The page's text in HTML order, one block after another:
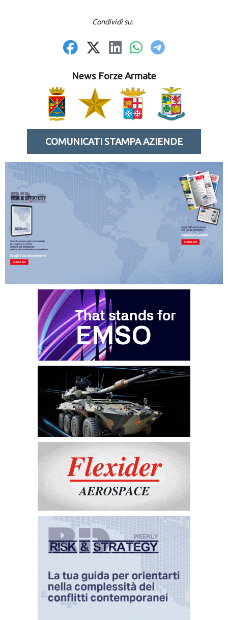
Condividi su:
News Forze Armate
COMUNICATI STAMPA AZIENDE